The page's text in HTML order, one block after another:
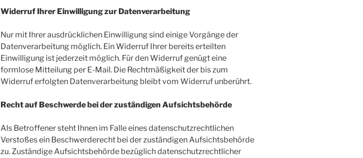
Widerruf Ihrer Einwilligung zur Datenverarbeitung
Nur mit Ihrer ausdrücklichen Einwilligung sind einige Vorgänge der
Datenverarbeitung möglich. Ein Widerruf Ihrer bereits erteilten
Einwilligung ist jederzeit möglich. Für den Widerruf genügt eine
formlose Mitteilung per E-Mail. Die Rechtmäßigkeit der bis zum
Widerruf erfolgten Datenverarbeitung bleibt vom Widerruf unberührt.
Recht auf Beschwerde bei der zuständigen Aufsichtsbehörde
Als Betroffener steht Ihnen im Falle eines datenschutzrechtlichen
Verstoßes ein Beschwerderecht bei der zuständigen Aufsichtsbehörde
zu. Zuständige Aufsichtsbehörde bezüglich datenschutzrechtlicher